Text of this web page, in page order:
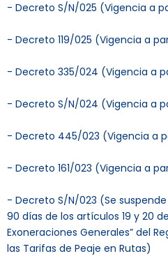
- Decreto S/N/025 (Vigencia a
- Decreto 119/025 (Vigencia a
- Decreto 335/024 (Vigencia a
- Decreto S/N/024 (Vigencia a
- Decreto 445/023 (Vigencia a
- Decreto 161/023 (Vigencia a
- Decreto S/N/023 (Se
90 días de los artículos 19 y 20
Exoneraciones Generales” del
las Tarifas de Peaje en Rutas)